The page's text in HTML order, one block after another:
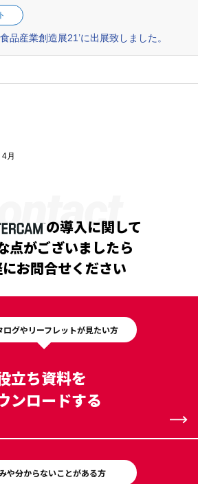
品産業創造展21’に出展致しました。
4月
の導入に関して
点がございましたら
お問合せください
ログやリーフレットが見たい方
立ち資料を
ンロードする
や分からないことがある方